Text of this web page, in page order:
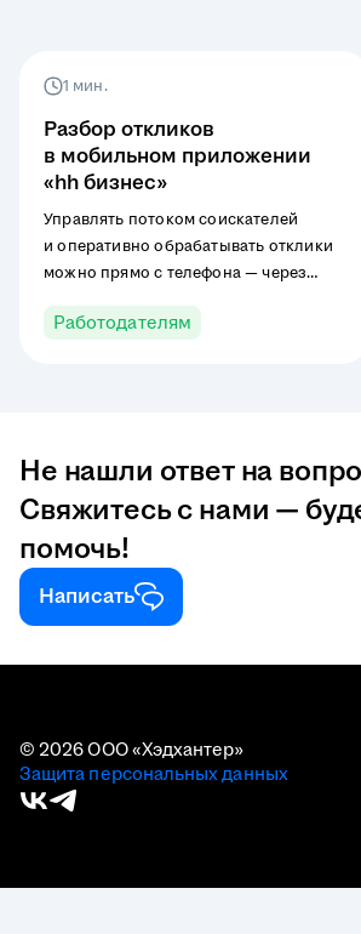
1 мин.
Разбор откликов
в мобильном приложении
«hh бизнес»
Управлять потоком соискателей
и оперативно обрабатывать отклики
можно прямо с телефона — через
В этой инструкции расскажем, как
Работодателям
Не нашли ответ на
Свяжитесь с нами —
помочь!
Написать
© 2026 ООО «Хэдхантер»
Защита персональных данных